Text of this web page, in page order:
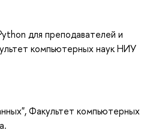
для преподавателей и
компьютерных наук НИУ
Факультет компьютерных